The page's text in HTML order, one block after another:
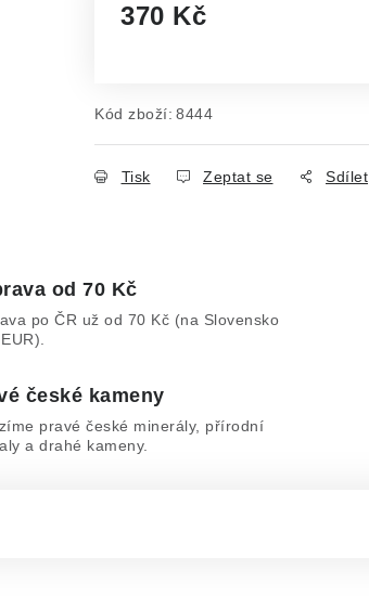
370 Kč
Kód zboží: 8444
Tisk Zeptat se Sdílet
od 70 Kč
po ČR už od 70 Kč (na Slovensko
české kameny
pravé české minerály, přírodní
a drahé kameny.